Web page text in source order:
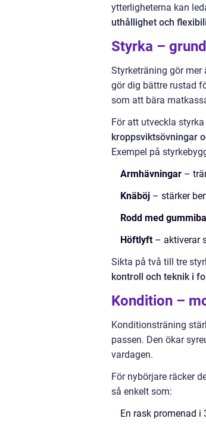
ytterligheterna kan
uthållighet och
Styrka –
Styrketräning gör mer
gör dig bättre rustad
som att bära
För att utveckla
kroppsviktsövningar
Exempel på
Armhävningar –
Knäböj – stärker
Rodd med
Höftlyft– aktiverar
Sikta på två till tre
kontroll och teknik i
Kondition –
Konditionsträning
passen. Den ökar
vardagen.
För nybörjare räcker
så enkelt som:
En rask promenad i